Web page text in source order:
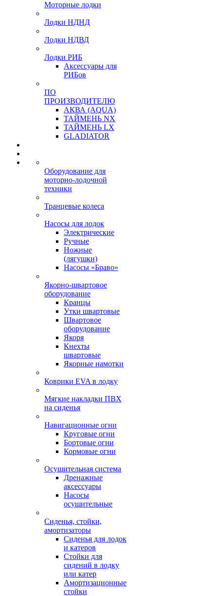
Моторные лодки
Лодки НДНД
Лодки НДВД
Лодки РИБ
Аксессуары для
РИБов
ПО
ПРОИЗВОДИТЕЛЮ
АКВА (AQUA)
ТАЙМЕНЬ NX
ТАЙМЕНЬ LX
GLADIATOR
Оборудование для
моторно-лодочной
техники
Транцевые колеса
Насосы для лодок
Электрические
Ручные
Ножные
(лягушки)
Насосы «Браво»
Якорно-швартовое
оборудование
Кранцы
Утки швартовые
Швартовое
оборудование
Якоря
Кнехты
швартовые
Якорные намотки
Коврики EVA в лодку
Мягкие накладки ПВХ
на сиденья
Навигационные огни
Круговые огни
Бортовые огни
Кормовые огни
Осушительная система
Дренажные
аксессуары
Насосы
осушительные
Сиденья, стойки,
амортизаторы
Сиденья для лодок
и катеров
Стойки для
сидений в лодку
или катер
Амортизационные
стойки